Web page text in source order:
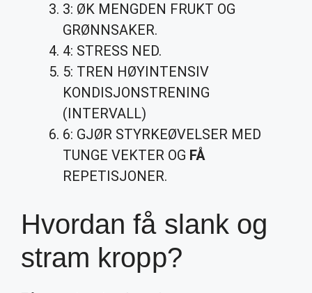
3: ØK MENGDEN FRUKT OG
GRØNNSAKER.
4: STRESS NED.
5: TREN HØYINTENSIV
KONDISJONSTRENING
(INTERVALL)
6: GJØR STYRKEØVELSER MED
TUNGE VEKTER OG FÅ
REPETISJONER.
Hvordan få slank og
stram kropp?